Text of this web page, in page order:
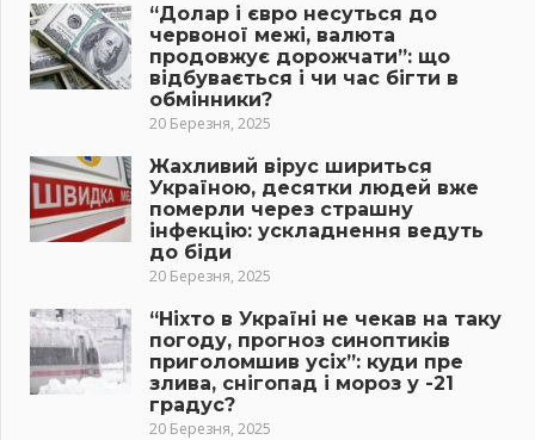
“Долар і євро несуться до
червоної межі, валюта
продовжує дорожчати”: що
відбувається і чи час бігти в
обмінники?
20 Березня, 2025
Жахливий вірус шириться
Україною, десятки людей вже
померли через страшну
інфекцію: ускладнення ведуть
до біди
20 Березня, 2025
“Ніхто в Україні не чекав на таку
погоду, прогноз синоптиків
приголомшив усіх”: куди пре
злива, снігопад і мороз у -21
градус?
20 Березня, 2025